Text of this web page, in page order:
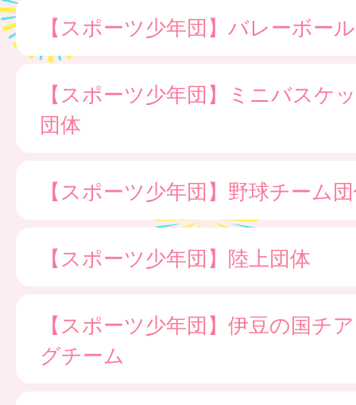
【スポーツ少年団】バレーボー
【スポーツ少年団】ミニバスケ
団体
【スポーツ少年団】野球チーム
【スポーツ少年団】陸上団体
【スポーツ少年団】伊豆の国チ
グチーム